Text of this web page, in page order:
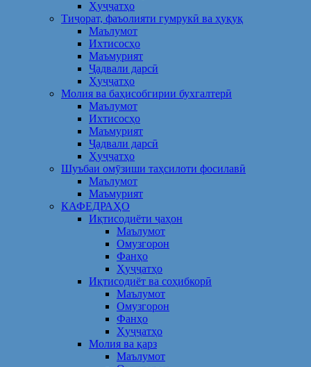
Ҳуҷҷатҳо
Тиҷорат, фаъолияти гумрукӣ ва ҳуқуқ
Маълумот
Ихтисосҳо
Маъмурият
Ҷадвали дарсӣ
Ҳуҷҷатҳо
Молия ва баҳисобгирии бухгалтерӣ
Маълумот
Ихтисосҳо
Маъмурият
Ҷадвали дарсӣ
Ҳуҷҷатҳо
Шуъбаи омӯзиши таҳсилоти фосилавӣ
Маълумот
Маъмурият
КАФЕДРАҲО
Иқтисодиёти ҷаҳон
Маълумот
Омузгорон
Фанҳо
Ҳуҷҷатҳо
Иқтисодиёт ва соҳибкорӣ
Маълумот
Омузгорон
Фанҳо
Ҳуҷҷатҳо
Молия ва қарз
Маълумот